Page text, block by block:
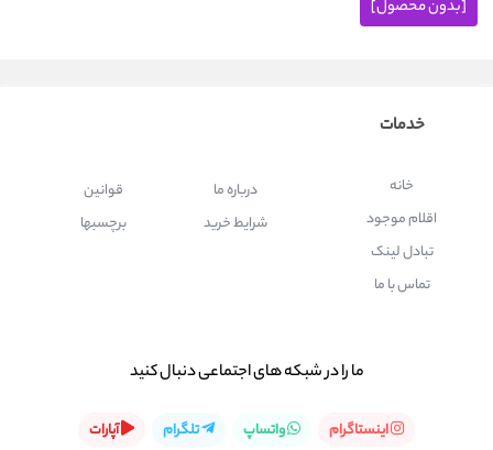
[بدون محصول]
خدمات
خانه
اقلام موجود
تبادل لینک
تماس با ما
درباره ما
شرایط خرید
قوانین
برچسبها
ما را در شبكه های اجتماعی دنبال کنید
اینستاگرام واتساپ تلگرام آپارات